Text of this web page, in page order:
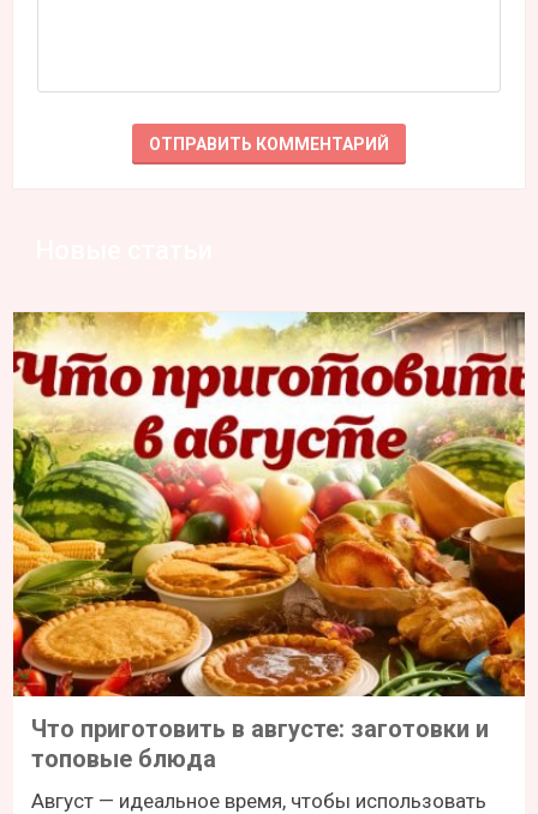
Что приготовить в августе: заготовки и
топовые блюда
Август — идеальное время, чтобы использовать